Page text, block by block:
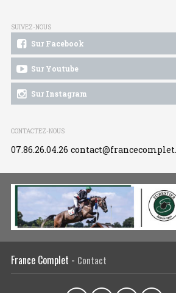
SUIVEZ-NOUS
Sur Facebook
Sur Youtube
Sur Instagram
CONTACTEZ-NOUS
07.86.26.04.26
France Complet - Contact